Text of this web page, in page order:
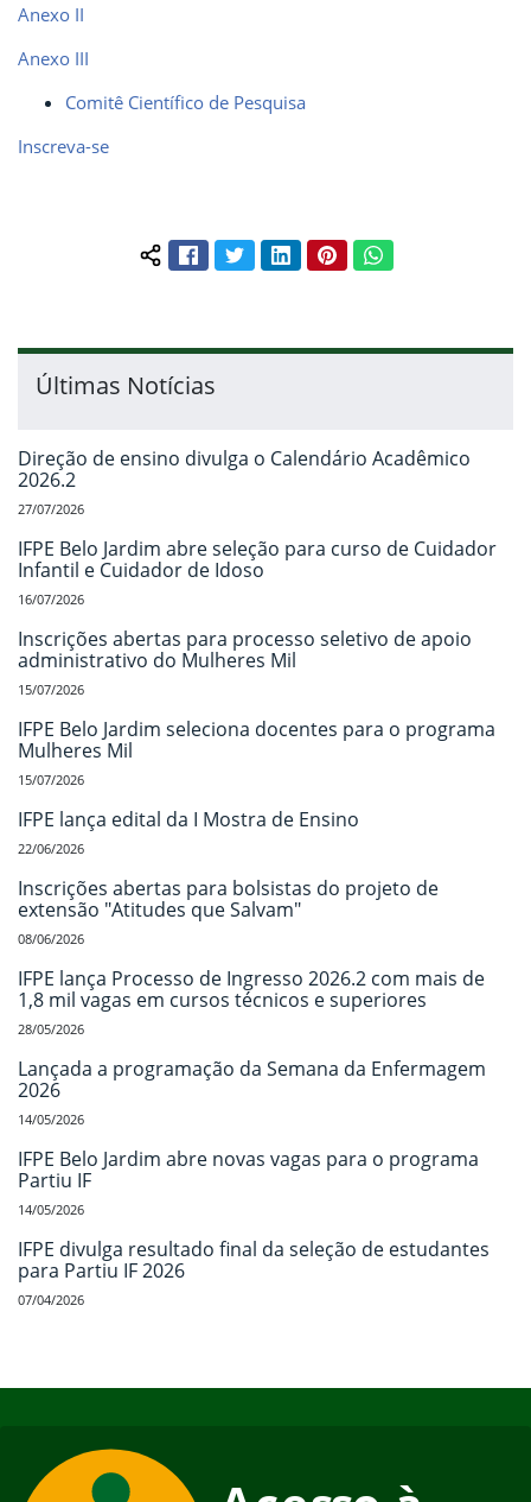
Anexo II
Anexo III
Comitê Científico de Pesquisa
Inscreva-se
Compartilhar conteúdo:
FacebookTwitterLinkedInPinterestWhatsApp
Últimas Notícias
Direção de ensino divulga o Calendário Acadêmico
2026.2
27/07/2026
IFPE Belo Jardim abre seleção para curso de Cuidador
Infantil e Cuidador de Idoso
16/07/2026
Inscrições abertas para processo seletivo de apoio
administrativo do Mulheres Mil
15/07/2026
IFPE Belo Jardim seleciona docentes para o programa
Mulheres Mil
15/07/2026
IFPE lança edital da I Mostra de Ensino
22/06/2026
Inscrições abertas para bolsistas do projeto de
extensão "Atitudes que Salvam"
08/06/2026
IFPE lança Processo de Ingresso 2026.2 com mais de
1,8 mil vagas em cursos técnicos e superiores
28/05/2026
Lançada a programação da Semana da Enfermagem
2026
14/05/2026
IFPE Belo Jardim abre novas vagas para o programa
Partiu IF
14/05/2026
IFPE divulga resultado final da seleção de estudantes
para Partiu IF 2026
07/04/2026